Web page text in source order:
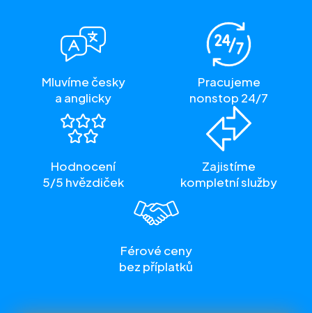
Mluvíme česky
a anglicky
Pracujeme
nonstop 24/7
Hodnocení
5/5 hvězdiček
Zajistíme
kompletní služby
Férové ceny
bez příplatků